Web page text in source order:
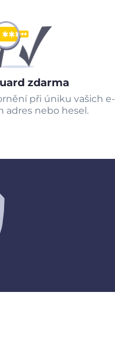
zdarma
při úniku vašich e-
adres nebo hesel.